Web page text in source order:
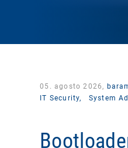
05. agosto 2026,
IT Security,
System